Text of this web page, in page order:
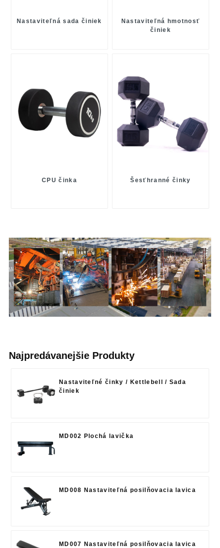
Nastaviteľná sada činiek
Nastaviteľná hmotnosť
činiek
CPU činka Šesťhranné činky
Najpredávanejšie Produkty
Nastaviteľné činky / Kettlebell / Sada
činiek
MD002 Plochá lavička
MD008 Nastaviteľná posilňovacia lavica
MD007 Nastaviteľná posilňovacia lavica